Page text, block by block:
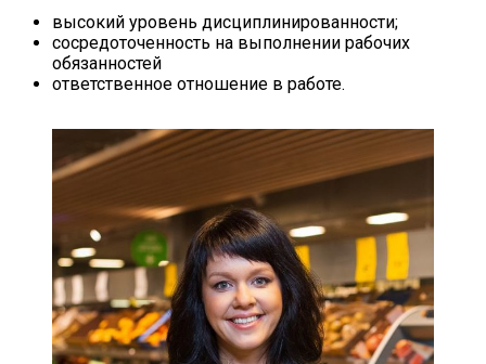
высокий уровень дисциплинированности;
сосредоточенность на выполнении рабочих
обязанностей
ответственное отношение в работе.